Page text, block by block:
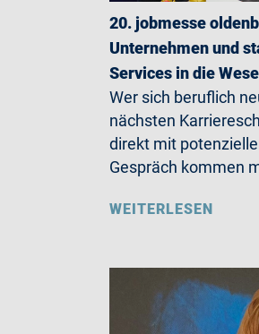
20. jobmesse
Unternehmen und
Services in die
Wer sich beruflich
nächsten
direkt mit
Gespräch kommen
WEITERLESEN